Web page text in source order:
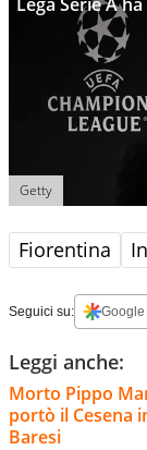
Getty
Fiorentina
Seguici su:
Leggi anche:
Morto Pippo
portò il Cesena
Baresi